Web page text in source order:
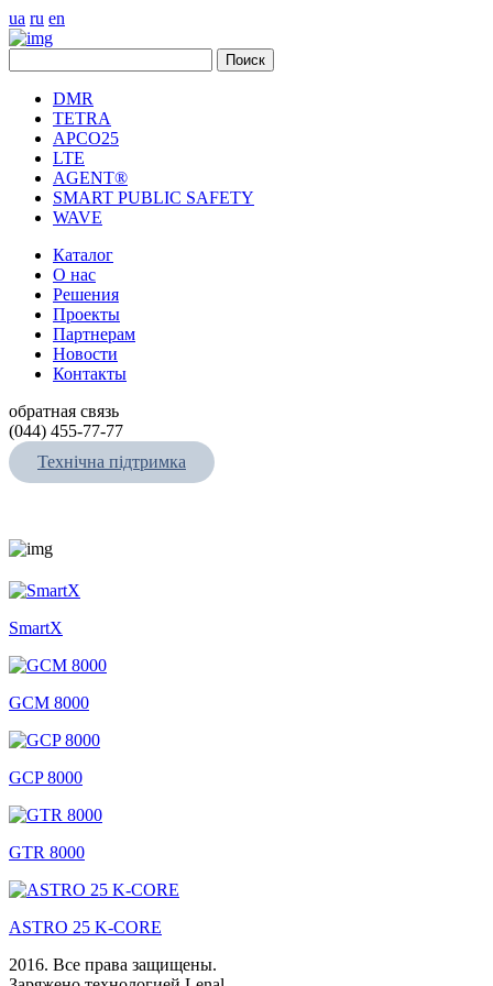
ua ru en
DMR
TETRA
APCO25
LTE
AGENT®
SMART PUBLIC SAFETY
WAVE
Каталог
О нас
Решения
Проекты
Партнерам
Новости
Контакты
обратная связь
(044) 455-77-77
Технічна підтримка
SmartX
GCM 8000
GCP 8000
GTR 8000
ASTRO 25 K-CORE
2016. Все права защищены.